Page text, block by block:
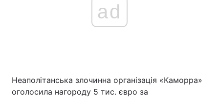
ad
Неаполітанська злочинна організація «Каморра»
оголосила нагороду 5 тис. євро за